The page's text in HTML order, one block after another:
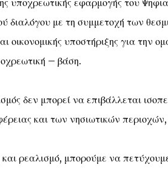
υποχρεωτικής εφαρμογής του
διαλόγου με τη συμμετοχή των
οικονομικής υποστήριξης για την
– βάση.
δεν μπορεί να επιβάλλεται
και των νησιωτικών
ρεαλισμό, μπορούμε να